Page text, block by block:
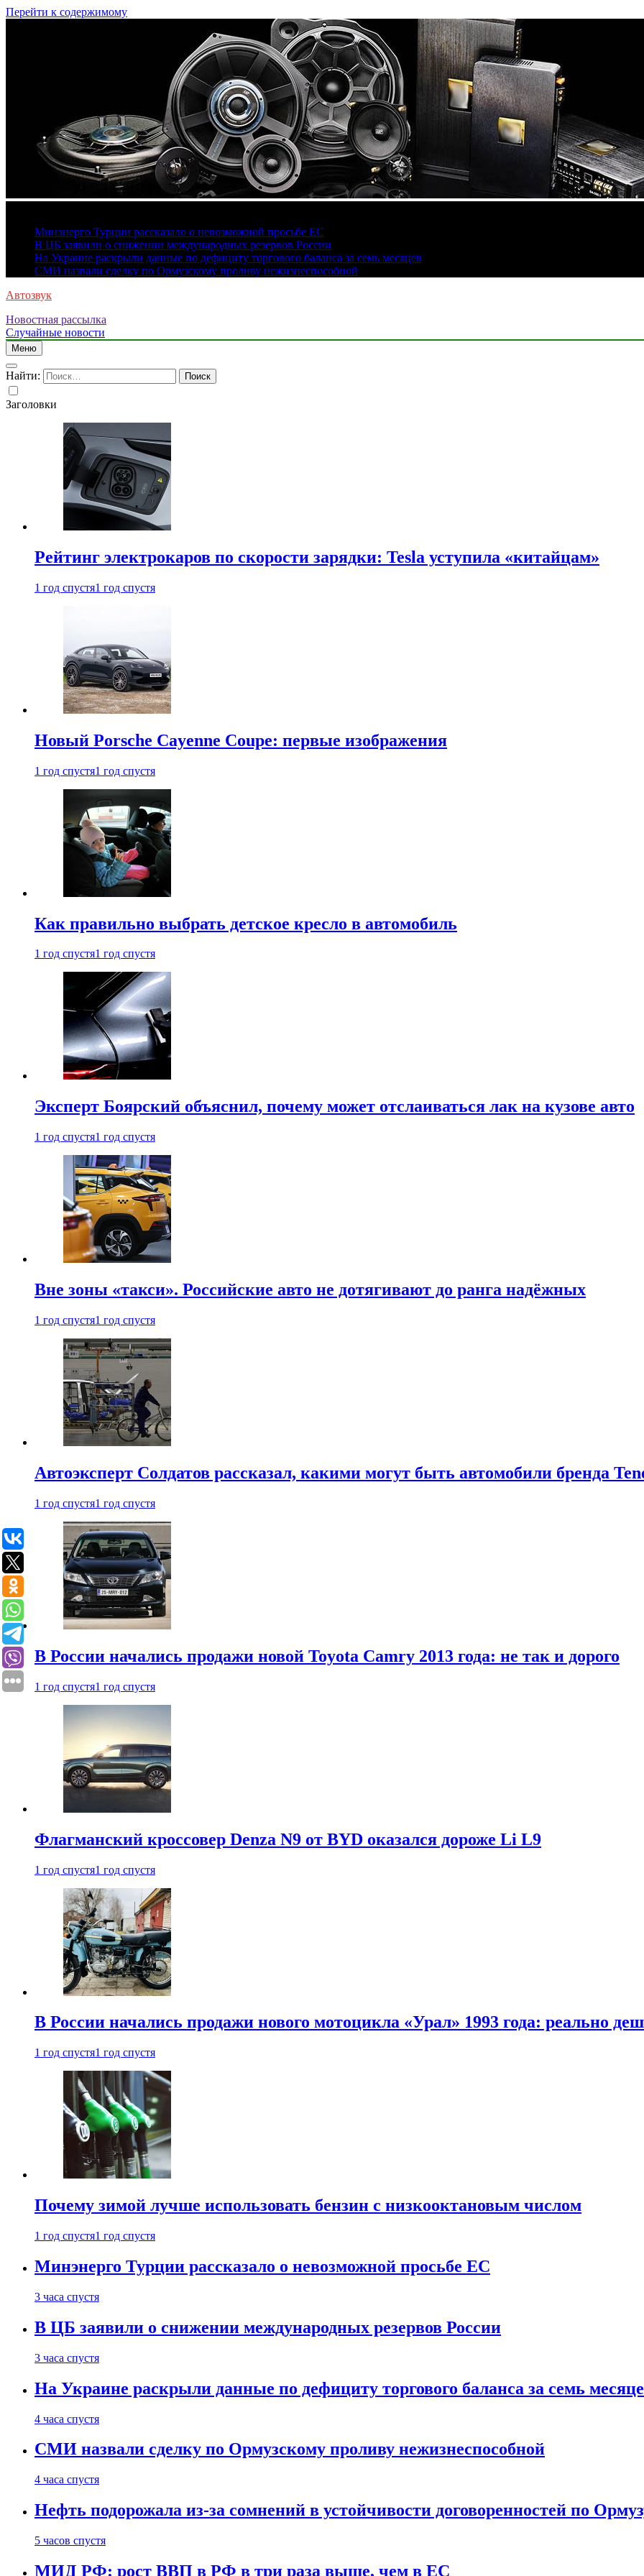
Перейти к содержимому
Минэнерго Турции рассказало о невозможной просьбе ЕС
В ЦБ заявили о снижении международных резервов России
На Украине раскрыли данные по дефициту торгового баланса за семь месяцев
СМИ назвали сделку по Ормузскому проливу нежизнеспособной
Автозвук
Новостная рассылка
Случайные новости
Меню
Найти:
Заголовки
Рейтинг электрокаров по скорости зарядки: Tesla уступила «китайцам»
1 год спустя1 год спустя
Новый Porsche Cayenne Coupe: первые изображения
1 год спустя1 год спустя
Как правильно выбрать детское кресло в автомобиль
1 год спустя1 год спустя
Эксперт Боярский объяснил, почему может отслаиваться лак на кузове авто
1 год спустя1 год спустя
Вне зоны «такси». Российские авто не дотягивают до ранга надёжных
1 год спустя1 год спустя
Автоэксперт Солдатов рассказал, какими могут быть автомобили бренда
1 год спустя1 год спустя
В России начались продажи новой Toyota Camry 2013 года: не так и дорого
1 год спустя1 год спустя
Флагманский кроссовер Denza N9 от BYD оказался дороже Li L9
1 год спустя1 год спустя
В России начались продажи нового мотоцикла «Урал» 1993 года: реально
1 год спустя1 год спустя
Почему зимой лучше использовать бензин с низкооктановым числом
1 год спустя1 год спустя
Минэнерго Турции рассказало о невозможной просьбе ЕС
3 часа спустя
В ЦБ заявили о снижении международных резервов России
3 часа спустя
На Украине раскрыли данные по дефициту торгового баланса за семь
4 часа спустя
СМИ назвали сделку по Ормузскому проливу нежизнеспособной
4 часа спустя
Нефть подорожала из-за сомнений в устойчивости договоренностей по
5 часов спустя
МИД РФ: рост ВВП в РФ в три раза выше, чем в ЕС